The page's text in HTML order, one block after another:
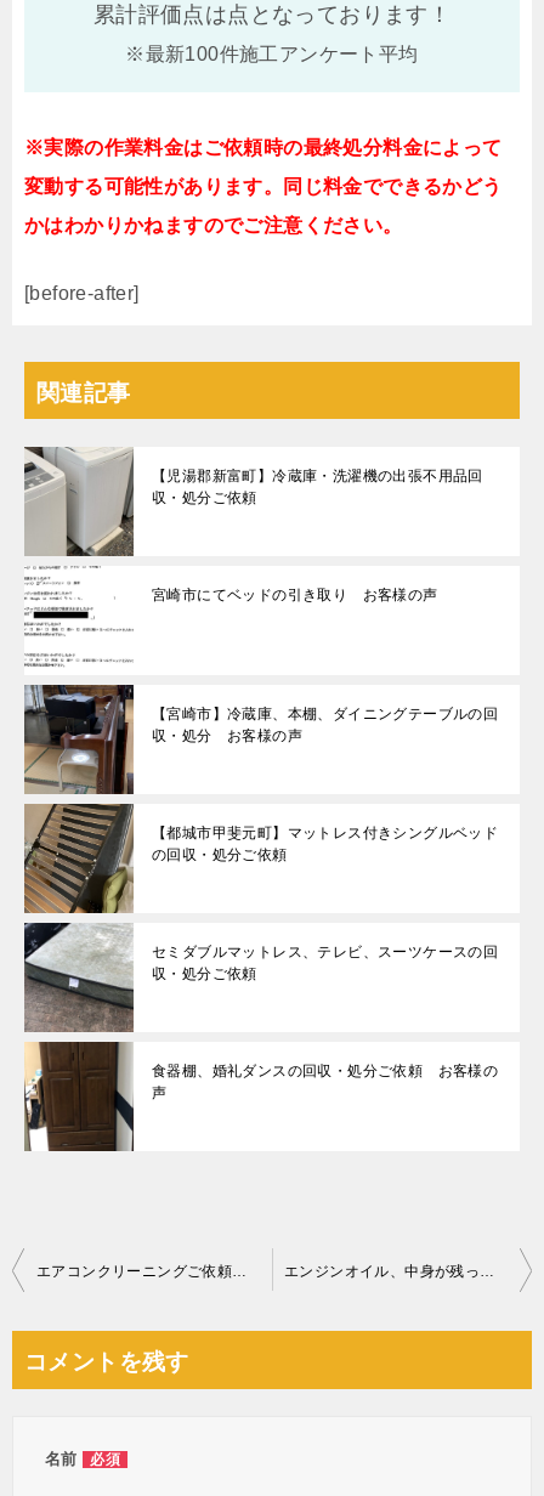
累計評価点は点となっております！
※最新100件施工アンケート平均
※実際の作業料金はご依頼時の最終処分料金によって
変動する可能性があります。同じ料金でできるかどう
かはわかりかねますのでご注意ください。
[before-after]
関連記事
【児湯郡新富町】冷蔵庫・洗濯機の出張不用品回
収・処分ご依頼
宮崎市にてベッドの引き取り お客様の声
【宮崎市】冷蔵庫、本棚、ダイニングテーブルの回
収・処分 お客様の声
【都城市甲斐元町】マットレス付きシングルベッド
の回収・処分ご依頼
セミダブルマットレス、テレビ、スーツケースの回
収・処分ご依頼
食器棚、婚礼ダンスの回収・処分ご依頼 お客様の
声
投
ビ
エアコンクリーニングご依頼 お客様の声 エンジンオイル、中身が残ったスプレー缶、ゴミ箱等の回収・処分
コメントを残す
名前 必須